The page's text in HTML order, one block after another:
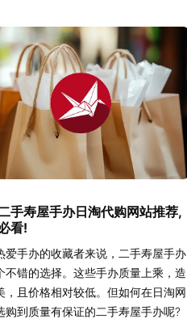
手寿屋手办日淘代购网站推荐,
看!
爱手办的收藏者来说，二手寿屋手办
不错的选择。这些手办质量上乘，造
，且价格相对较低。但如何在日淘网
购到质量有保证的二手寿屋手办呢?